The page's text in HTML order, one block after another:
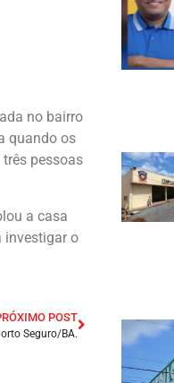
no bairro
quando os
pessoas
a casa
investigar o
POST
Seguro/BA.